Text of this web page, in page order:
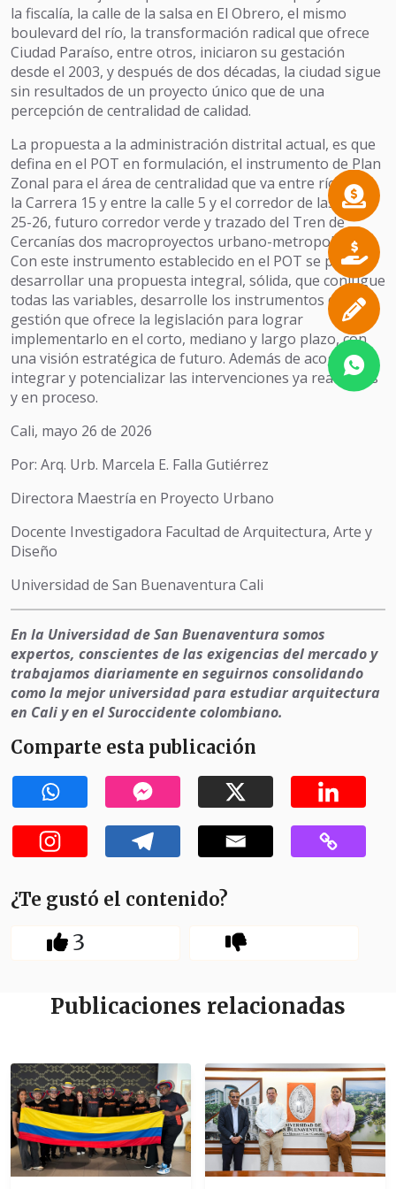
la fiscalía, la calle de la salsa en El Obrero, el mismo
boulevard del río, la transformación radical que ofrece
Ciudad Paraíso, entre otros, iniciaron su gestación
desde el 2003, y después de dos décadas, la ciudad sigue
sin resultados de un proyecto único que de una
percepción de centralidad de calidad.
La propuesta a la administración distrital actual, es que
defina en el POT en formulación, el instrumento de Plan
Zonal para el área de centralidad que va entre río Cali y
la Carrera 15 y entre la calle 5 y el corredor de las calles
25-26, futuro corredor verde y trazado del Tren de
Cercanías dos macroproyectos urbano-metropolitanos.
Con este instrumento establecido en el POT se podrá
desarrollar una propuesta integral, sólida, que conjugue
todas las variables, desarrolle los instrumentos de
gestión que ofrece la legislación para lograr
implementarlo en el corto, mediano y largo plazo, con
una visión estratégica de futuro. Además de acoger,
integrar y potencializar las intervenciones ya realizadas
y en proceso.
Cali, mayo 26 de 2026
Por: Arq. Urb. Marcela E. Falla Gutiérrez
Directora Maestría en Proyecto Urbano
Docente Investigadora Facultad de Arquitectura, Arte y
Diseño
Universidad de San Buenaventura Cali
En la Universidad de San Buenaventura somos
expertos, conscientes de las exigencias del mercado y
trabajamos diariamente en seguirnos consolidando
como la mejor universidad para estudiar arquitectura
en Cali y en el Suroccidente colombiano.
Comparte esta publicación
¿Te gustó el contenido?
3
Publicaciones relacionadas